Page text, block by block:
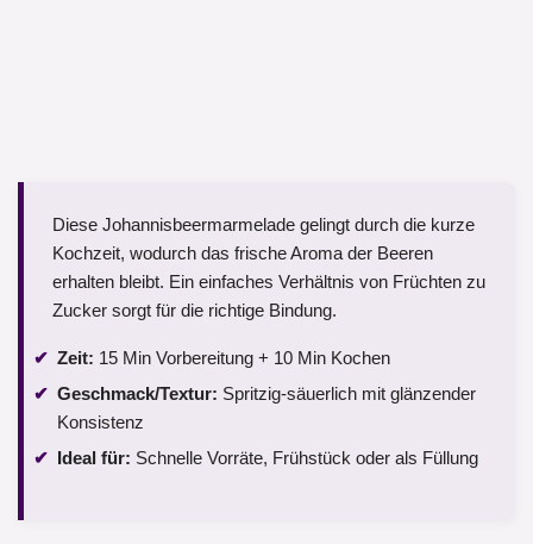
Diese Johannisbeermarmelade gelingt durch die kurze
Kochzeit, wodurch das frische Aroma der Beeren
erhalten bleibt. Ein einfaches Verhältnis von Früchten zu
Zucker sorgt für die richtige Bindung.
Zeit: 15 Min Vorbereitung + 10 Min Kochen
Geschmack/Textur: Spritzig-säuerlich mit glänzender
Konsistenz
Ideal für: Schnelle Vorräte, Frühstück oder als Füllung